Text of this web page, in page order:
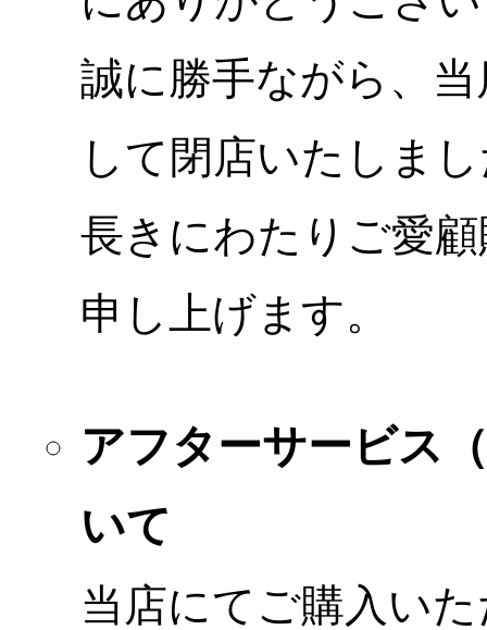
誠に勝手ながら、
して閉店いたしま
長きにわたりご愛
申し上げます。
アフターサービス
いて
当店にてご購入い